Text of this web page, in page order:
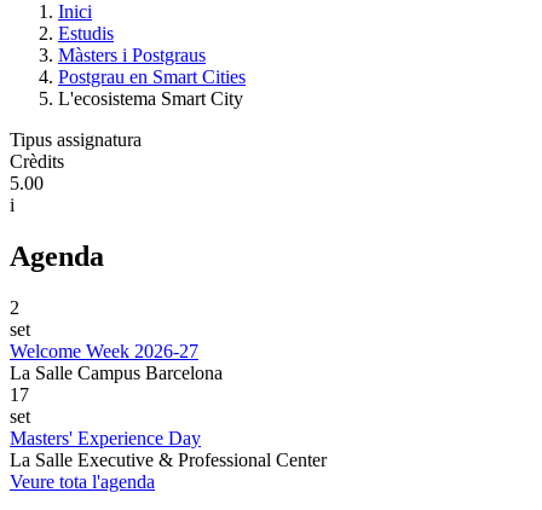
Inici
Estudis
Màsters i Postgraus
Postgrau en Smart Cities
L'ecosistema Smart City
Tipus assignatura
Crèdits
5.00
i
Agenda
2
set
Welcome Week 2026-27
La Salle Campus Barcelona
17
set
Masters' Experience Day
La Salle Executive & Professional Center
Veure tota l'agenda